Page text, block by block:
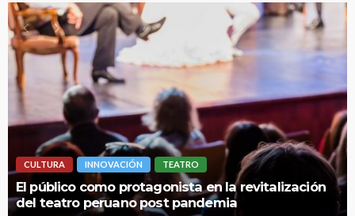
CULTURA INNOVACIÓN TEATRO
público como protagonista en la revitalización
teatro peruano post pandemia